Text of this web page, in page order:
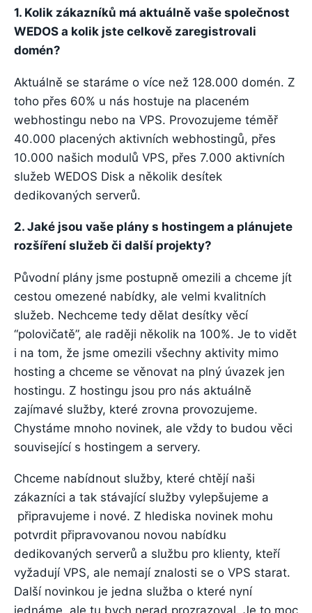
1. Kolik zákazníků má aktuálně vaše společnost
WEDOS a kolik jste celkově zaregistrovali
domén?
Aktuálně se staráme o více než 128.000 domén. Z
toho přes 60% u nás hostuje na placeném
webhostingu nebo na VPS. Provozujeme téměř
40.000 placených aktivních webhostingů, přes
10.000 našich modulů VPS, přes 7.000 aktivních
služeb WEDOS Disk a několik desítek
dedikovaných serverů.
2. Jaké jsou vaše plány s hostingem a plánujete
rozšíření služeb či další projekty?
Původní plány jsme postupně omezili a chceme jít
cestou omezené nabídky, ale velmi kvalitních
služeb. Nechceme tedy dělat desítky věcí
“polovičatě”, ale raději několik na 100%. Je to vidět
i na tom, že jsme omezili všechny aktivity mimo
hosting a chceme se věnovat na plný úvazek jen
hostingu. Z hostingu jsou pro nás aktuálně
zajímavé služby, které zrovna provozujeme.
Chystáme mnoho novinek, ale vždy to budou věci
související s hostingem a servery.
Chceme nabídnout služby, které chtějí naši
zákazníci a tak stávající služby vylepšujeme a
připravujeme i nové. Z hlediska novinek mohu
potvrdit připravovanou novou nabídku
dedikovaných serverů a službu pro klienty, kteří
vyžadují VPS, ale nemají znalosti se o VPS starat.
Další novinkou je jedna služba o které nyní